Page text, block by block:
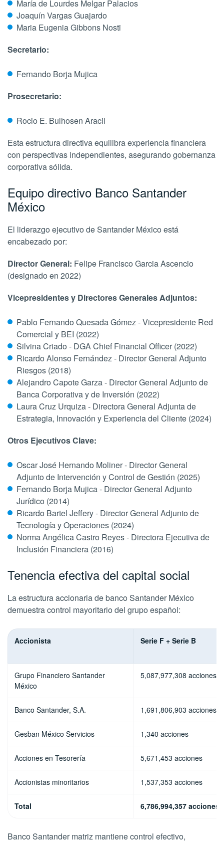
María de Lourdes Melgar Palacios
Joaquín Vargas Guajardo
Maria Eugenia Gibbons Nosti
Secretario:
Fernando Borja Mujica
Prosecretario:
Rocio E. Bulhosen Aracil
Esta estructura directiva equilibra experiencia financiera
con perspectivas independientes, asegurando gobernanza
corporativa sólida.
Equipo directivo Banco Santander
México
El liderazgo ejecutivo de Santander México está
encabezado por:
Director General: Felipe Francisco Garcia Ascencio
(designado en 2022)
Vicepresidentes y Directores Generales Adjuntos:
Pablo Fernando Quesada Gómez - Vicepresidente Red
Comercial y BEI (2022)
Silvina Criado - DGA Chief Financial Officer (2022)
Ricardo Alonso Fernández - Director General Adjunto
Riesgos (2018)
Alejandro Capote Garza - Director General Adjunto de
Banca Corporativa y de Inversión (2022)
Laura Cruz Urquiza - Directora General Adjunta de
Estrategia, Innovación y Experiencia del Cliente (2024)
Otros Ejecutivos Clave:
Oscar José Hernando Moliner - Director General
Adjunto de Intervención y Control de Gestión (2025)
Fernando Borja Mujica - Director General Adjunto
Jurídico (2014)
Ricardo Bartel Jeffery - Director General Adjunto de
Tecnología y Operaciones (2024)
Norma Angélica Castro Reyes - Directora Ejecutiva de
Inclusión Financiera (2016)
Tenencia efectiva del capital social
La estructura accionaria de banco Santander México
demuestra control mayoritario del grupo español:
Accionista Serie F + Serie B
Grupo Financiero Santander
México
5,087,977,308 acciones
Banco Santander, S.A. 1,691,806,903 acciones
Gesban México Servicios 1,340 acciones
Acciones en Tesorería 5,671,453 acciones
Accionistas minoritarios 1,537,353 acciones
Total 6,786,994,357 acciones
Banco Santander matriz mantiene control efectivo,